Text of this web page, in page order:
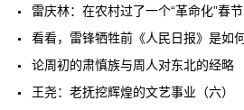
雷庆林：在农村过了一个“革命化”春节
论周初的肃慎族与周人对东北的经略
王尧：老抚挖辉煌的文艺事业（六）